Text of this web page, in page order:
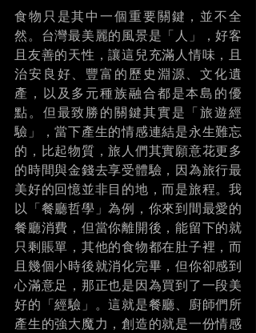
食物只是其中一個重要關鍵，並不全
然。台灣最美麗的風景是「人」，好客
且友善的天性，讓這兒充滿人情味，且
治安良好、豐富的歷史淵源、文化遺
產，以及多元種族融合都是本島的優
點。但最致勝的關鍵其實是「旅遊經
驗」，當下產生的情感連結是永生難忘
的，比起物質，旅人們其實願意花更多
的時間與金錢去享受體驗，因為旅行最
美好的回憶並非目的地，而是旅程。我
以「餐廳哲學」為例，你來到間最愛的
餐廳消費，但當你離開後，能留下的就
只剩賬單，其他的食物都在肚子裡，而
且幾個小時後就消化完畢，但你卻感到
心滿意足，那正也是因為買到了一段美
好的「經驗」。這就是餐廳、廚師們所
產生的強大魔力，創造的就是一份情感